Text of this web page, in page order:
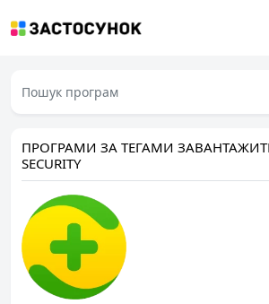
ПРОГРАМИ ЗА ТЕГАМИ
SECURITY